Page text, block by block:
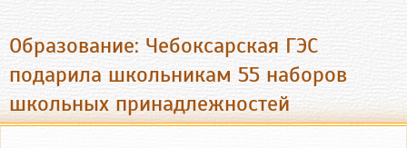
Образование: Чебоксарская ГЭС
подарила школьникам 55 наборов
школьных принадлежностей